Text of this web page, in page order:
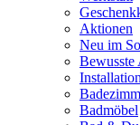
Aktionen
Neu im
Bewusste
Badmöbel